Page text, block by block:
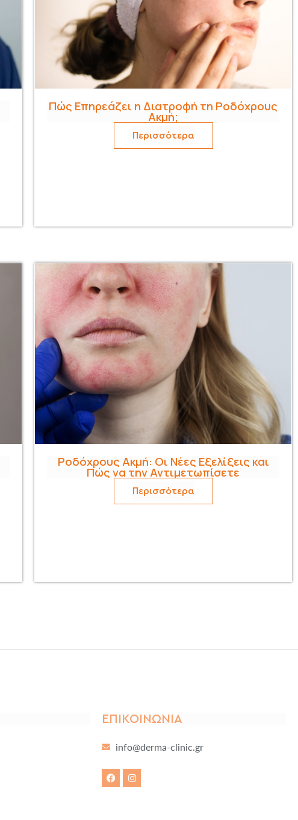
Πώς Επηρεάζει η Διατροφή τη Ροδόχρους
Ακμή;
Περισσότερα
Ροδόχρους Ακμή: Οι Νέες Εξελίξεις και
Πώς να την Αντιμετωπίσετε
Περισσότερα
ΕΠΙΚΟΙΝΩΝΊΑ
info@derma-clinic.gr